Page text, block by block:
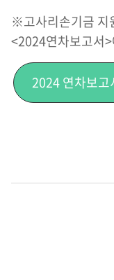
※고사리손기금 지
<2024연차보고서
2024 연차보고